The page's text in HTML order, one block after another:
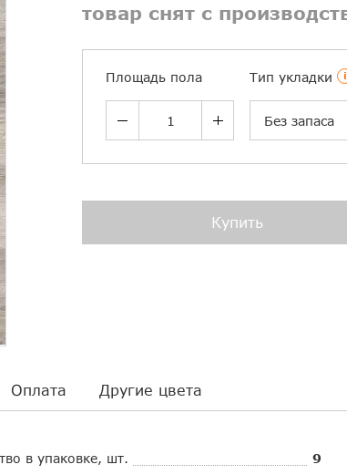
товар снят с
Площадь пола Тип укладки i
Без запаса
Купить
Оплата Другие цвета
в упаковке, шт. 9